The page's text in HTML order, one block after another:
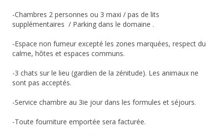
-Chambres 2 personnes ou 3 maxi / pas de lits
supplémentaires / Parking dans le domaine .
-Espace non fumeur excepté les zones marquées, respect du
calme, hôtes et espaces communs.
-3 chats sur le lieu (gardien de la zénitude). Les animaux ne
sont pas acceptés.
-Service chambre au 3ie jour dans les formules et séjours.
-Toute fourniture emportée sera facturée.